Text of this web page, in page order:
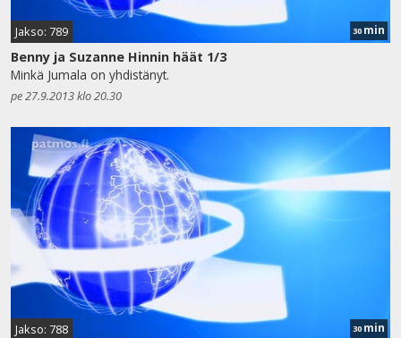
Jakso: 789 30 min
Benny ja Suzanne Hinnin häät 1/3
Minkä Jumala on yhdistänyt.
pe 27.9.2013 klo 20.30
Jakso: 788 30 min